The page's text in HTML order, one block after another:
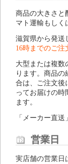
商品の大きさと
マト運輸もしく
滋賀県から発送
16時までのご注
大型または複数
ります。商品
合は、ご注文後
ってお届けの
ます。
「メーカー直
営業日
実店舗の営業日